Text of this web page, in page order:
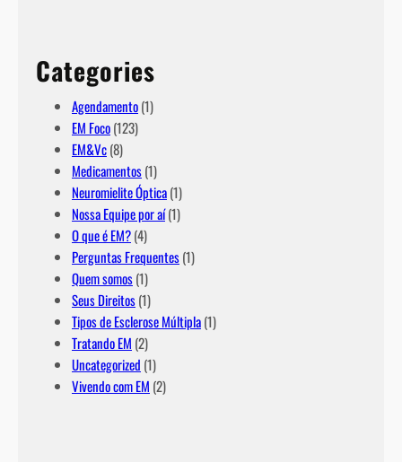
Categories
Agendamento(1)
EM Foco(123)
EM&Vc(8)
Medicamentos(1)
Neuromielite Óptica(1)
Nossa Equipe por aí(1)
O que é EM?(4)
Perguntas Frequentes(1)
Quem somos(1)
Seus Direitos(1)
Tipos de Esclerose Múltipla(1)
Tratando EM (2)
Uncategorized (1)
Vivendo com EM (2)